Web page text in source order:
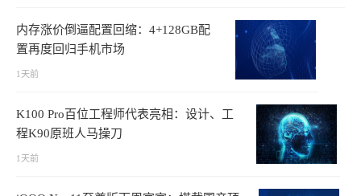
内存涨价倒逼配置回缩：4+128GB配
置再度回归手机市场
1天前
K100 Pro百位工程师代表亮相：设计、工
程K90原班人马操刀
1天前